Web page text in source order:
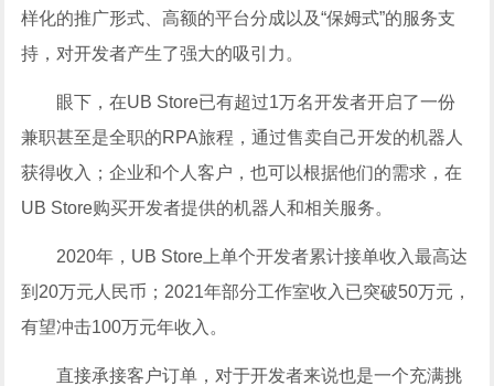
样化的推广形式、高额的平台分成以及“保姆式”的服务支
持，对开发者产生了强大的吸引力。
眼下，在UB Store已有超过1万名开发者开启了一份
兼职甚至是全职的RPA旅程，通过售卖自己开发的机器人
获得收入；企业和个人客户，也可以根据他们的需求，在
UB Store购买开发者提供的机器人和相关服务。
2020年，UB Store上单个开发者累计接单收入最高达
到20万元人民币；2021年部分工作室收入已突破50万元，
有望冲击100万元年收入。
直接承接客户订单，对于开发者来说也是一个充满挑